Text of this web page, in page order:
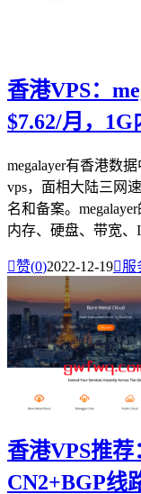
香港VPS：
$7.62/月，1G
megalayer有香港数
vps，面相大陆三网
名和备案。
内存、硬盘、带宽、
赞(0)2022-12-19服
香港VPS推
CN2+BGP线